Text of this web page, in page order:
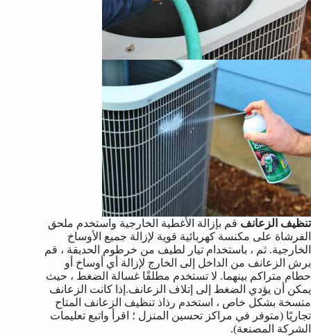
تنظيف الزعانف قم بإزالة الأغطية الخارجية واستخدم ملحق
الفرشاة على مكنسة كهربائية قوية لإزالة جميع الأوساخ
الخارجية. ثم ، باستخدام تيار لطيف من خرطوم الحديقة ، قم
برش الزعانف من الداخل إلى الخارج لإزالة أي أوساخ أو
حطام متراكم بينهما. لا تستخدم مطلقًا غسالة الضغط ، حيث
يمكن أن يؤدي الضغط إلى إتلاف الزعانف.إذا كانت الزعانف
متسخة بشكل خاص ، استخدم رذاذ تنظيف الزعانف المتاح
تجاريًا (متوفر في مراكز تحسين المنزل ؛ اقرأ واتبع تعليمات
الشركة المصنعة).